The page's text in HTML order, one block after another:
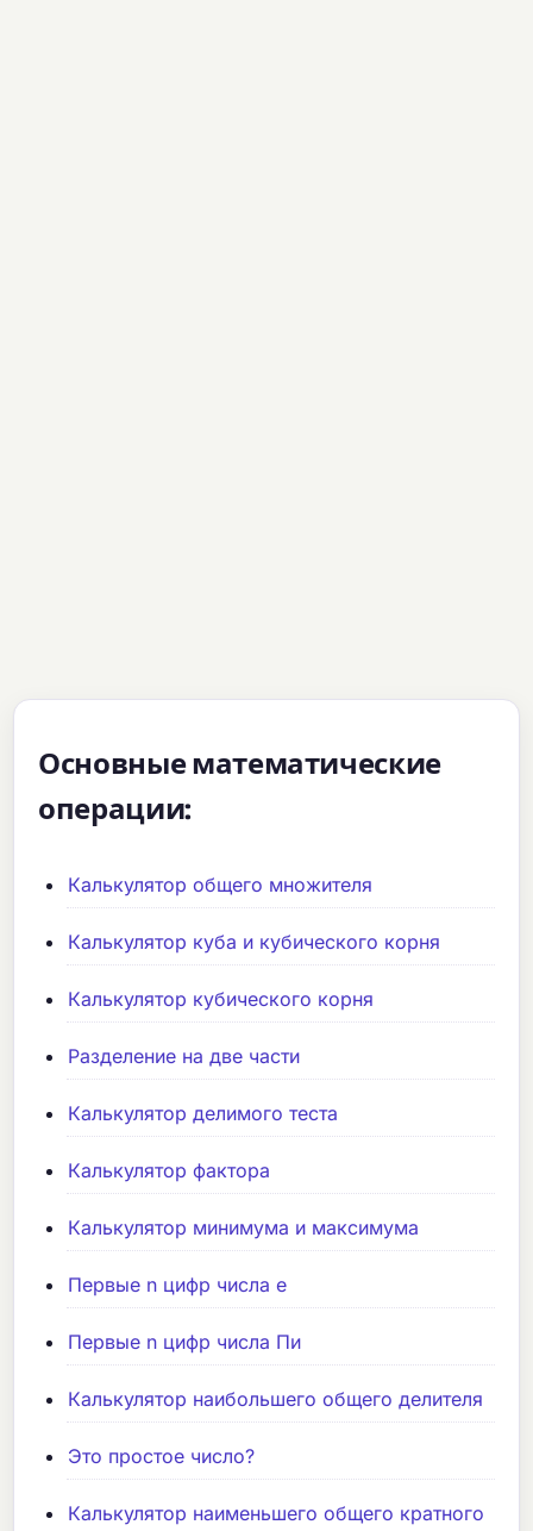
Основные математические
операции:
Калькулятор общего множителя
Калькулятор куба и кубического корня
Калькулятор кубического корня
Разделение на две части
Калькулятор делимого теста
Калькулятор фактора
Калькулятор минимума и максимума
Первые n цифр числа e
Первые n цифр числа Пи
Калькулятор наибольшего общего делителя
Это простое число?
Калькулятор наименьшего общего кратного